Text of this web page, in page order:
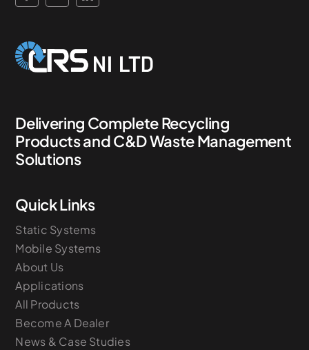
Delivering Complete Recycling
Products and C&D Waste Management
Solutions
Quick Links
Static Systems
Mobile Systems
About Us
Applications
All Products
Become A Dealer
News & Case Studies